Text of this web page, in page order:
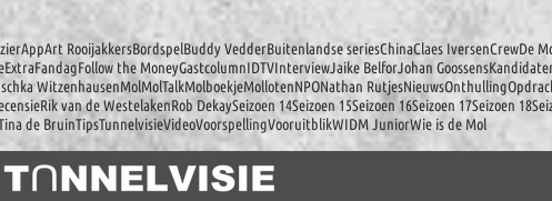
AppArt RooijakkersBordspelBuddy VedderBuitenlandse seriesChinaClaes IversenCrewDe
ExtraFandagFollow the MoneyGastcolumnIDTVInterviewJaike BelforJohan Goossens
WitzenhausenMolMolTalkMolboekjeMollotenNPONathan RutjesNieuwsOnthulling
Rik van de WestelakenRob DekaySeizoen 14Seizoen 15Seizoen 16Seizoen 17Seizoen 18
de BruinTipsTunnelvisieVideoVoorspellingVooruitblikWIDM JuniorWie is de Mol